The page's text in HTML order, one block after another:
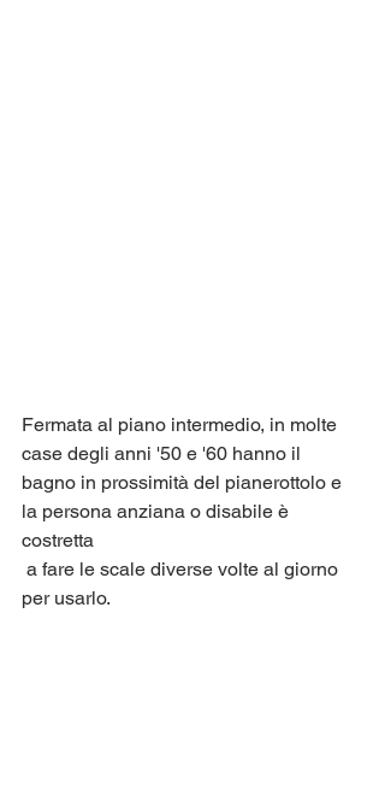
Fermata al piano intermedio, in molte
case degli anni '50 e '60 hanno il
bagno in prossimità del pianerottolo e
la persona anziana o disabile è
costretta
per usarlo.